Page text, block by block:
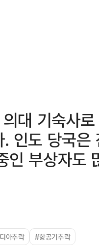
대 기숙사
인도 당국
인 부상자도
아추락 #항공기추락